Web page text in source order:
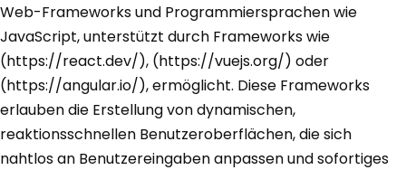
Web-Frameworks und Programmiersprachen wie
JavaScript, unterstützt durch Frameworks wie
(https://react.dev/), (https://vuejs.org/) oder
(https://angular.io/), ermöglicht. Diese Frameworks
erlauben die Erstellung von dynamischen,
reaktionsschnellen Benutzeroberflächen, die sich
nahtlos an Benutzereingaben anpassen und sofortiges